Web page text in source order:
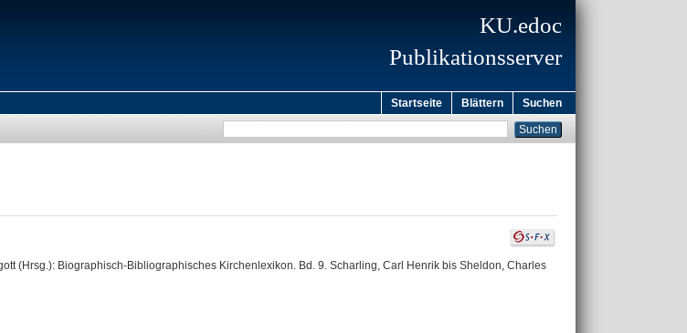
KU.edoc
Publikationsserver
Startseite Blättern Suchen
(Hrsg.): Biographisch-Bibliographisches Kirchenlexikon. Bd. 9. Scharling, Carl Henrik bis Sheldon, Charles